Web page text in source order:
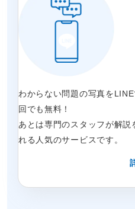
わからない問題の写真を
回でも無料！
あとは専門のスタッフが解説
れる人気のサービスです。